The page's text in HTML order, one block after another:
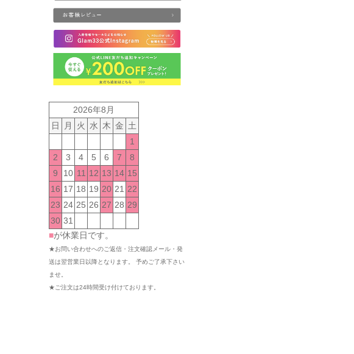
2026年8月
日
月 火 水 木 金 土
1
2
3 4 5 6 7
8
9
10 11 12 13 14 15
16 17 18 19 20 21 22
23 24 25 26 27 28 29
30 31
■が休業日です。
★お問い合わせへのご返信・注文確認メール・発
送は翌営業日以降となります。 予めご了承下さい
ませ。
★ご注文は24時間受け付けております。